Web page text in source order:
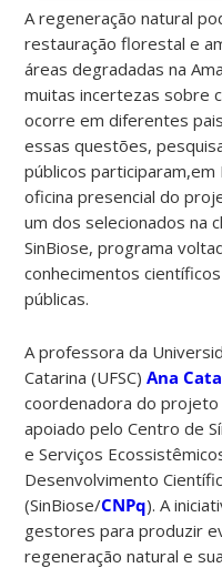
A regeneração natural
restauração florestal e
áreas degradadas na
muitas incertezas sobre
ocorre em diferentes
essas questões,
públicos participaram,em
oficina presencial do
um dos selecionados na
SinBiose, programa
conhecimentos
públicas.
A professora da
Catarina (UFSC)Ana
coordenadora do projeto
apoiado pelo Centro de
e Serviços
Desenvolvimento
(SinBiose/CNPq). A
gestores para produzir
regeneração natural e